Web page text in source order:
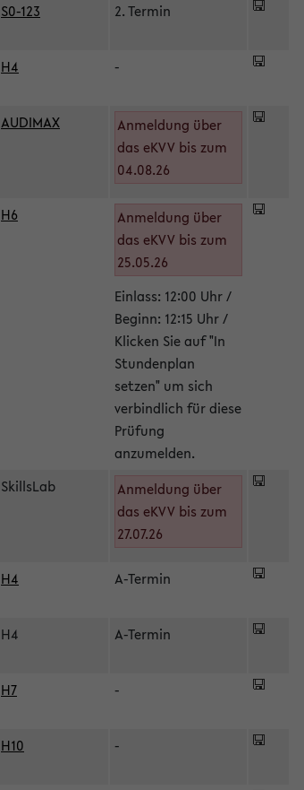
S0-123 2. Termin
H4 -
AUDIMAX
Anmeldung über
das eKVV bis zum
04.08.26
H6
Anmeldung über
das eKVV bis zum
25.05.26
Einlass: 12:00 Uhr /
Beginn: 12:15 Uhr /
Klicken Sie auf "In
Stundenplan
setzen" um sich
verbindlich für diese
Prüfung
anzumelden.
SkillsLab
Anmeldung über
das eKVV bis zum
27.07.26
H4 A-Termin
H4 A-Termin
H7 -
H10 -